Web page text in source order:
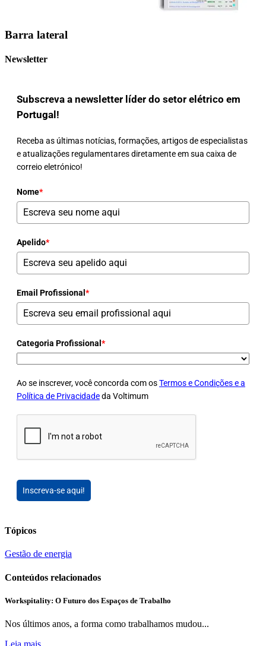
Barra lateral
Newsletter
Subscreva a newsletter líder do setor elétrico em
Portugal!
Receba as últimas notícias, formações, artigos de especialistas
e atualizações regulamentares diretamente em sua caixa de
correio eletrónico!
Nome*
Apelido*
Email Profissional *
Categoria Profissional *
Ao se inscrever, você concorda com osTermos e Condições e a
Política de Privacidadeda Voltimum
Inscreva-se aqui!
Tópicos
Gestão de energia
Conteúdos relacionados
Workspitality: O Futuro dos Espaços de Trabalho
Nos últimos anos, a forma como trabalhamos mudou...
Leia mais